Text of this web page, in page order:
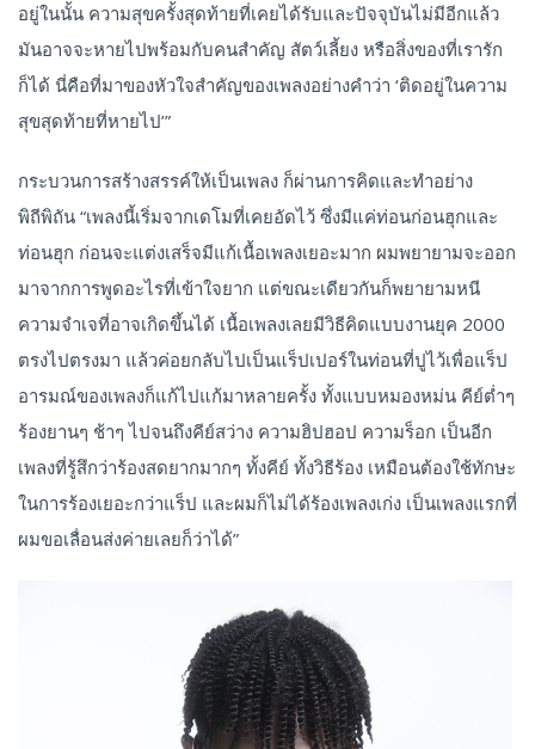
อยู่ในนั้น ความสุขครั้งสุดท้ายที่เคยได้รับและปัจจุบันไม่มีอีกแล้ว
มันอาจจะหายไปพร้อมกับคนสำคัญ สัตว์เลี้ยง หรือสิ่งของที่เรารัก
ก็ได้ นี่คือที่มาของหัวใจสำคัญของเพลงอย่างคำว่า ‘ติดอยู่ในความ
สุขสุดท้ายที่หายไป’”
กระบวนการสร้างสรรค์ให้เป็นเพลง ก็ผ่านการคิดและทำอย่าง
พิถีพิถัน “เพลงนี้เริ่มจากเดโมที่เคยอัดไว้ ซึ่งมีแค่ท่อนก่อนฮุกและ
ท่อนฮุก ก่อนจะแต่งเสร็จมีแก้เนื้อเพลงเยอะมาก ผมพยายามจะออก
มาจากการพูดอะไรที่เข้าใจยาก แต่ขณะเดียวกันก็พยายามหนี
ความจำเจที่อาจเกิดขึ้นได้ เนื้อเพลงเลยมีวิธีคิดแบบงานยุค 2000
ตรงไปตรงมา แล้วค่อยกลับไปเป็นแร็ปเปอร์ในท่อนที่ปูไว้เพื่อแร็ป
อารมณ์ของเพลงก็แก้ไปแก้มาหลายครั้ง ทั้งแบบหมองหม่น คีย์ต่ำๆ
ร้องยานๆ ช้าๆ ไปจนถึงคีย์สว่าง ความฮิปฮอป ความร็อก เป็นอีก
เพลงที่รู้สึกว่าร้องสดยากมากๆ ทั้งคีย์ ทั้งวิธีร้อง เหมือนต้องใช้ทักษะ
ในการร้องเยอะกว่าแร็ป และผมก็ไม่ได้ร้องเพลงเก่ง เป็นเพลงแรกที่
ผมขอเลื่อนส่งค่ายเลยก็ว่าได้”